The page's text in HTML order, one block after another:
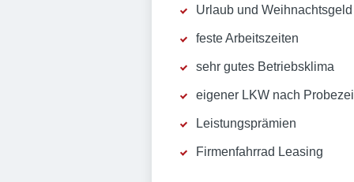
Urlaub und Weihnachtsgeld
feste Arbeitszeiten
sehr gutes Betriebsklima
eigener LKW nach
Leistungsprämien
Firmenfahrrad Leasing